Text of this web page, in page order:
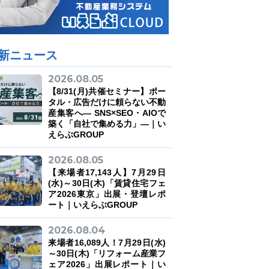
ニュース
2026.08.05
【8/31(月)共催セミナー】ポー
タル・広告だけに頼らない不動
産集客へ― SNS×SEO・AIOで
築く「自社で集める力」―｜い
えらぶGROUP
2026.08.05
【来場者17,143人】7月29日
(水)～30日(木)「賃貸住宅フェ
ア2026東京」出展・登壇レポ
ート｜いえらぶGROUP
2026.08.04
来場者16,089人！7月29日(水)
～30日(木)「リフォーム産業フ
ェア2026」出展レポート｜い